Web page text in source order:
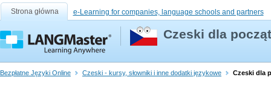
Strona główna e-Learning for companies, language schools and partners
Czeski dla
Bezpłatne Języki Online Czeski - kursy, słowniki i inne dodatki językowe Czeski dla